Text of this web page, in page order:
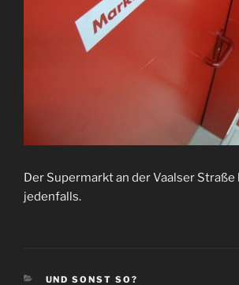
Der Supermarkt an der Vaalser Straße
jedenfalls.
KATEGORIEN
UND SONST SO?